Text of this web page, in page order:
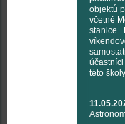
objektů
včetně
stanice.
této